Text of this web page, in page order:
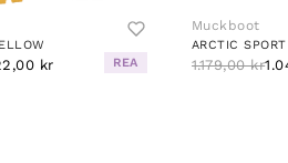
kr REA
Muckboot
ARCTIC
1.179,00 kr